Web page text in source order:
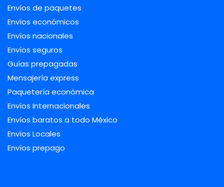
Envíos de paquetes
Envíos económicos
Envíos nacionales
Envíos seguros
Guías prepagadas
Mensajería express
Paquetería económica
Envíos Internacionales
Envíos baratos a todo México
Envíos Locales
Envíos prepago